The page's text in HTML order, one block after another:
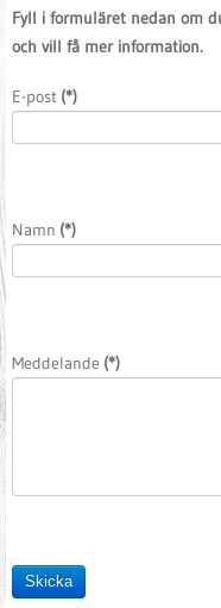
Fyll i formuläret nedan om
och vill få mer information.
E-post (*)
Namn (*)
Meddelande (*)
Skicka